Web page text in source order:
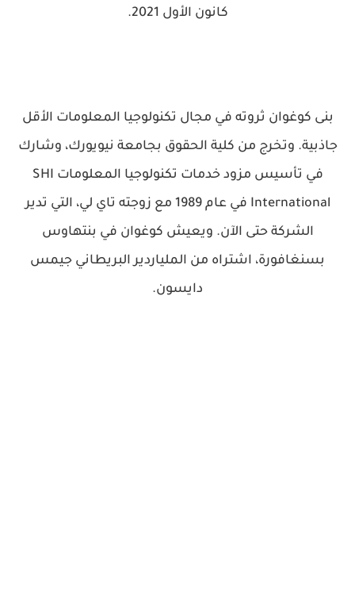
كانون الأول 2021.
بنى كوغوان ثروته في مجال تكنولوجيا المعلومات الأقل
جاذبية. وتخرج من كلية الحقوق بجامعة نيويورك، وشارك
في تأسيس مزود خدمات تكنولوجيا المعلومات SHI
International في عام 1989 مع زوجته تاي لي، التي تدير
الشركة حتى الآن. ويعيش كوغوان في بنتهاوس
بسنغافورة، اشتراه من الملياردير البريطاني جيمس
دايسون.